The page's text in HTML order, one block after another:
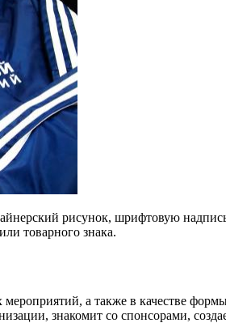
рисунок, шрифтовую
товарного знака.
а также в качестве
знакомит со спонсорами,